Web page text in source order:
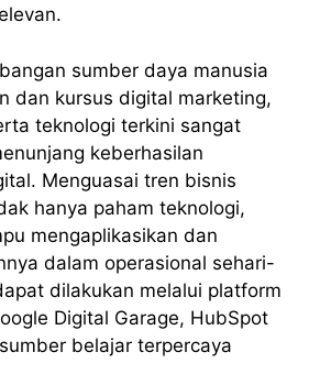
sumber daya manusia
dan kursus digital marketing,
teknologi terkini sangat
keberhasilan
Menguasai tren bisnis
hanya paham teknologi,
mengaplikasikan dan
dalam operasional sehari-
dilakukan melalui platform
Digital Garage, HubSpot
belajar terpercaya